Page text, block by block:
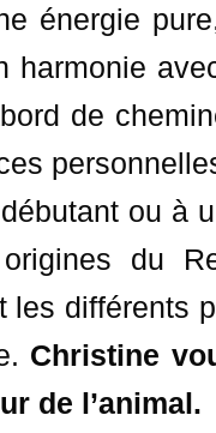
énergie
harmonie
de
ou à
du
les différents
Christine
de l’animal.